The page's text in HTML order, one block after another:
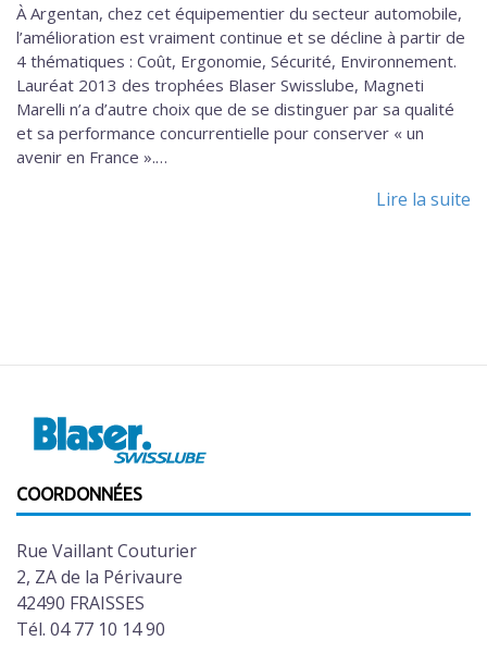
À Argentan, chez cet équipementier du secteur automobile,
l’amélioration est vraiment continue et se décline à partir de
4 thématiques : Coût, Ergonomie, Sécurité, Environnement.
Lauréat 2013 des trophées Blaser Swisslube, Magneti
Marelli n’a d’autre choix que de se distinguer par sa qualité
et sa performance concurrentielle pour conserver « un
avenir en France ».…
Lire la suite
COORDONNÉES
Rue Vaillant Couturier
2, ZA de la Périvaure
42490 FRAISSES
Tél. 04 77 10 14 90